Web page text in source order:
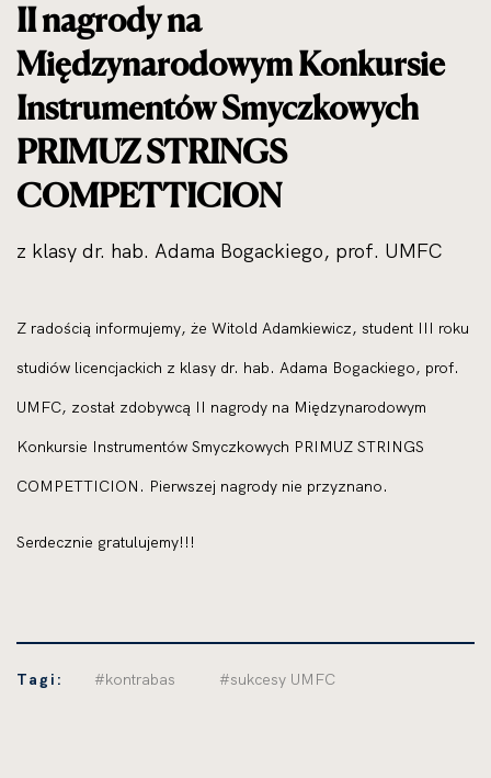
II nagrody na
Międzynarodowym Konkursie
Instrumentów Smyczkowych
PRIMUZ STRINGS
COMPETTICION
z klasy dr. hab. Adama Bogackiego, prof. UMFC
Z radością informujemy, że Witold Adamkiewicz, student III roku
studiów licencjackich z klasy dr. hab. Adama Bogackiego, prof.
UMFC, został zdobywcą II nagrody na Międzynarodowym
Konkursie Instrumentów Smyczkowych PRIMUZ STRINGS
COMPETTICION. Pierwszej nagrody nie przyznano.
Serdecznie gratulujemy!!!
Tagi: #kontrabas #sukcesy UMFC